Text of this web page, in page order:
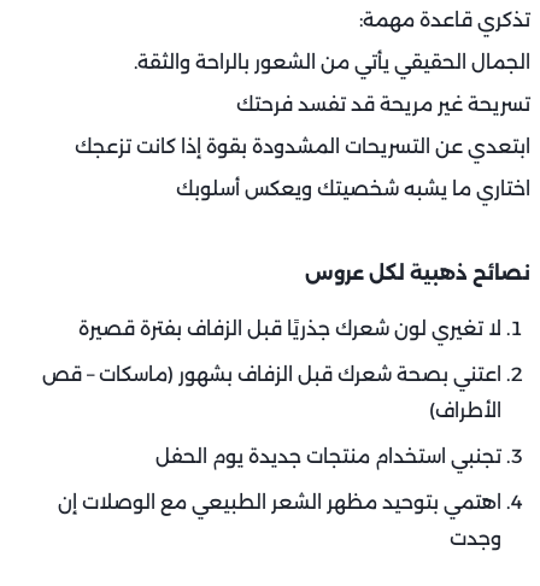
تذكري قاعدة مهمة:
الجمال الحقيقي يأتي من الشعور بالراحة والثقة.
تسريحة غير مريحة قد تفسد فرحتك
ابتعدي عن التسريحات المشدودة بقوة إذا كانت تزعجك
اختاري ما يشبه شخصيتك ويعكس أسلوبك
نصائح ذهبية لكل عروس
لا تغيري لون شعرك جذريًا قبل الزفاف بفترة قصيرة
اعتني بصحة شعرك قبل الزفاف بشهور (ماسكات – قص
الأطراف)
تجنبي استخدام منتجات جديدة يوم الحفل
اهتمي بتوحيد مظهر الشعر الطبيعي مع الوصلات إن
وجدت